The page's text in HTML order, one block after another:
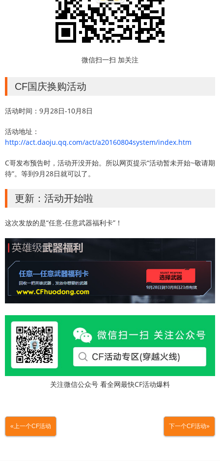
微信扫一扫 加关注
CF国庆换购活动
活动时间：9月28日-10月8日
活动地址：
http://act.daoju.qq.com/act/a20160804system/index.htm
C哥发布预告时，活动开没开始。所以网页提示“活动暂未开始~敬请期
待”。等到9月28日就可以了。
更新：活动开始啦
这次发放的是“任意-任意武器福利卡”！
关注微信公众号 看全网最快CF活动爆料
«上一个CF活动 下一个CF活动»